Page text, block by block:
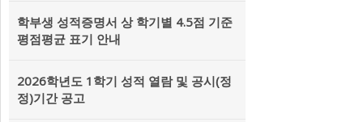
학부생 성적증명서 상 학기별 4.5점 기준
평점평균 표기 안내
2026학년도 1학기 성적 열람 및 공시(정
정)기간 공고